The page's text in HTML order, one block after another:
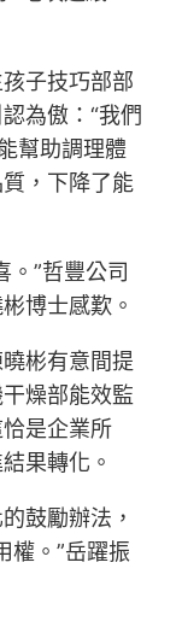
子技巧部部
為傲：“我們
幫助調理體
，下降了能
。”哲豐公司
博士感歎。
彬有意間提
燥部能效監
是企業所
果轉化。
鼓勵辦法，
權。”岳躍振